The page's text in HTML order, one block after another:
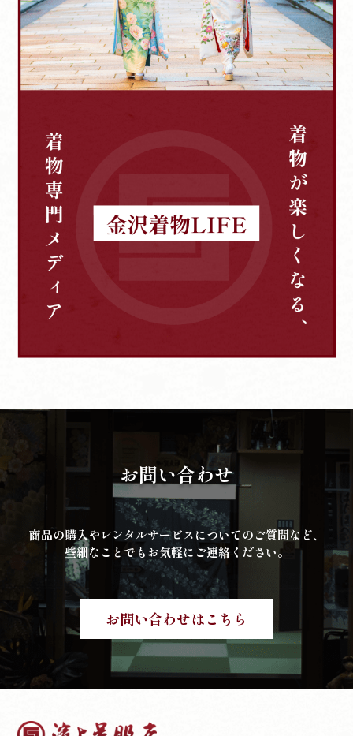
お問い合わせ
商品の購入やレンタルサービスについてのご質問など、
些細なことでもお気軽にご連絡ください。
お問い合わせはこちら